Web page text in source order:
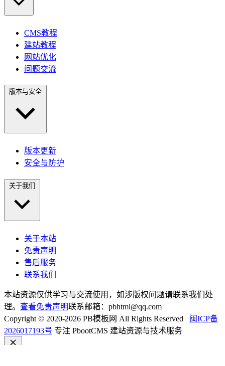
CMS教程
建站教程
网站优化
问题交流
版本与安全
版本更新
安全与防护
关于我们
关于本站
免责声明
售后服务
联系我们
本站资源仅供学习与交流使用，如涉版权问题请联系我们处
理。 查看免责声明联系邮箱：pbhtml@qq.com
Copyright © 2020-2026 PB模板网 All Rights Reserved 闽ICP备
2026017193号 专注 PbootCMS 建站资源与技术服务